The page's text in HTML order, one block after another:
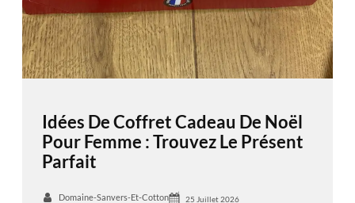
Idées De Coffret Cadeau De Noël
Pour Femme : Trouvez Le Présent
Parfait
Domaine-Sanvers-Et-Cotton 25 Juillet 2026